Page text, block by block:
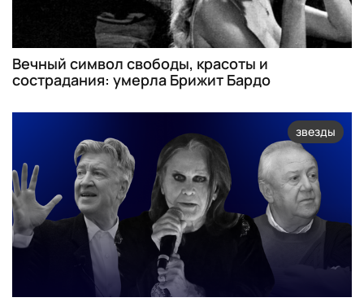
Вечный символ свободы, красоты и
сострадания: умерла Брижит Бардо
звезды